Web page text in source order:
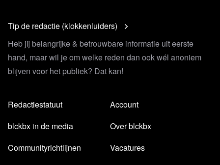
Tip de redactie (klokkenluiders)
Heb jij belangrijke & betrouwbare informatie uit eerste
hand, maar wil je om welke reden dan ook wél anoniem
blijven voor het publiek? Dat kan!
Redactiestatuut
blckbx in de media
Communityrichtlijnen
Account
Over blckbx
Vacatures